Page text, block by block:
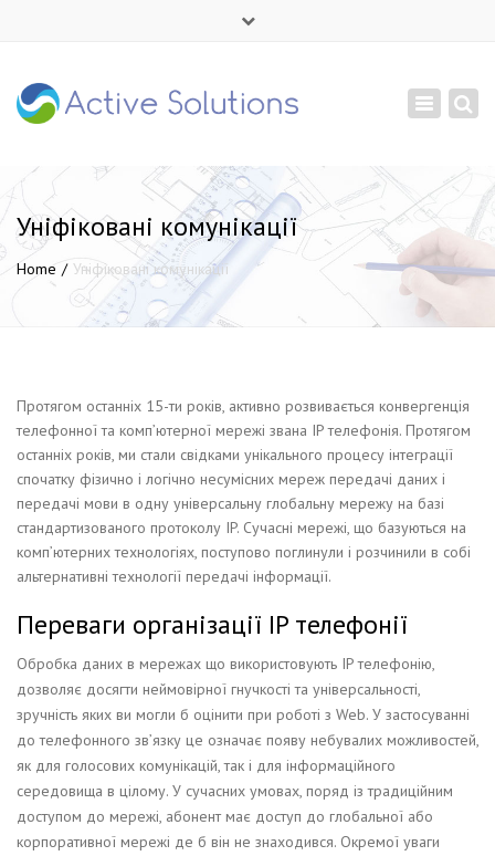
+ 380 44 232 1166
info@active-solutions.com.ua
Toggle
Уніфіковані комунікації
Home Уніфіковані комунікації
Протягом останніх 15-ти років, активно розвивається конвергенція
телефонної та комп’ютерної мережі звана IP телефонія. Протягом
останніх років, ми стали свідками унікального процесу інтеграції
спочатку фізично і логічно несумісних мереж передачі даних і
передачі мови в одну універсальну глобальну мережу на базі
стандартизованого протоколу IP. Сучасні мережі, що базуються на
комп’ютерних технологіях, поступово поглинули і розчинили в собі
альтернативні технології передачі інформації.
Переваги організації IP телефонії
Обробка даних в мережах що використовують IP телефонію,
дозволяє досягти неймовірної гнучкості та універсальності,
зручність яких ви могли б оцінити при роботі з Web. У застосуванні
до телефонного зв’язку це означає появу небувалих можливостей,
як для голосових комунікацій, так і для інформаційного
середовища в цілому. У сучасних умовах, поряд із традиційним
доступом до мережі, абонент має доступ до глобальної або
корпоративної мережі де б він не знаходився. Окремої уваги